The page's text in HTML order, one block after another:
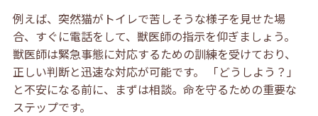
例えば、突然猫がトイレで苦しそうな様子を見せた場
合、すぐに電話をして、獣医師の指示を仰ぎましょう。
獣医師は緊急事態に対応するための訓練を受けており、
正しい判断と迅速な対応が可能です。 「どうしよう？」
と不安になる前に、まずは相談。命を守るための重要な
ステップです。